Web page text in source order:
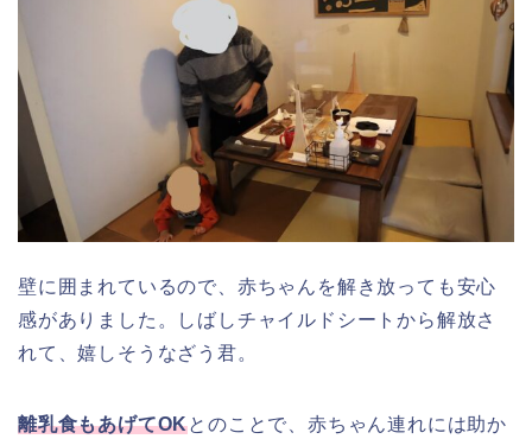
壁に囲まれているので、赤ちゃんを解き放っても安心
感がありました。しばしチャイルドシートから解放さ
れて、嬉しそうなざう君。
離乳食もあげてOKとのことで、赤ちゃん連れには助か